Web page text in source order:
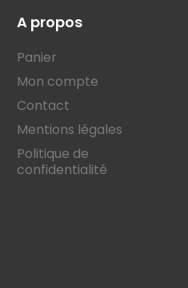
A propos
Panier
Mon compte
Contact
Mentions légales
Politique de
confidentialité